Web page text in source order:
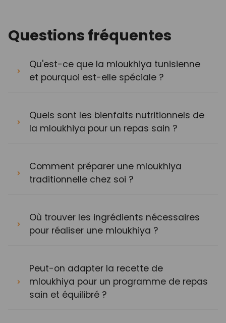
Questions fréquentes
Qu'est-ce que la mloukhiya tunisienne
et pourquoi est-elle spéciale ?
Quels sont les bienfaits nutritionnels de
la mloukhiya pour un repas sain ?
Comment préparer une mloukhiya
traditionnelle chez soi ?
Où trouver les ingrédients nécessaires
pour réaliser une mloukhiya ?
Peut-on adapter la recette de
mloukhiya pour un programme de repas
sain et équilibré ?